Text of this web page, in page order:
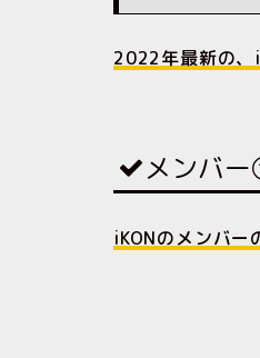
2022年最新の、
メンバ
iKONのメンバー